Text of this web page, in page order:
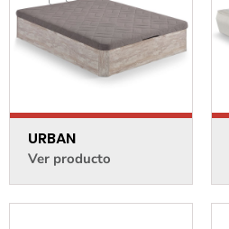
URBAN
Ver producto